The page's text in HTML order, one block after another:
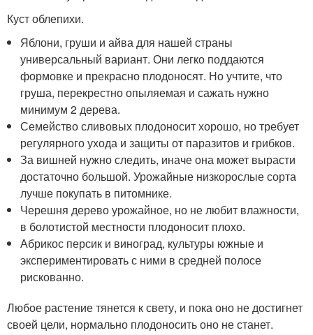
Куст облепихи.
Яблони, груши и айва для нашей страны
универсальный вариант. Они легко поддаются
формовке и прекрасно плодоносят. Но учтите, что
груша, перекрестно опыляемая и сажать нужно
минимум 2 дерева.
Семейство сливовых плодоносит хорошо, но требует
регулярного ухода и защиты от паразитов и грибков.
За вишней нужно следить, иначе она может вырасти
достаточно большой. Урожайные низкорослые сорта
лучше покупать в питомнике.
Черешня дерево урожайное, но не любит влажности,
в болотистой местности плодоносит плохо.
Абрикос персик и виноград, культуры южные и
экспериментировать с ними в средней полосе
рискованно.
Любое растение тянется к свету, и пока оно не достигнет
своей цели, нормально плодоносить оно не станет.